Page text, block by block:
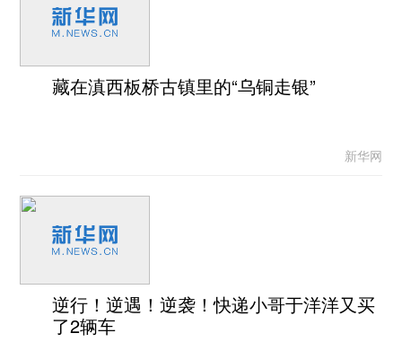
藏在滇西板桥古镇里的“乌铜走银”
新华网
逆行！逆遇！逆袭！快递小哥于洋洋又买
了2辆车